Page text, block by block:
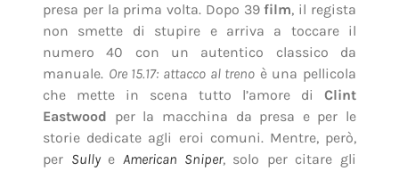
presa per la prima volta. Dopo 39 film, il regista
non smette di stupire e arriva a toccare il
numero 40 con un autentico classico da
manuale. Ore 15.17: attacco al treno è una pellicola
che mette in scena tutto l’amore diClint
Eastwood per la macchina da presa e per le
storie dedicate agli eroi comuni. Mentre, però,
per Sullye American Sniper, solo per citare gli